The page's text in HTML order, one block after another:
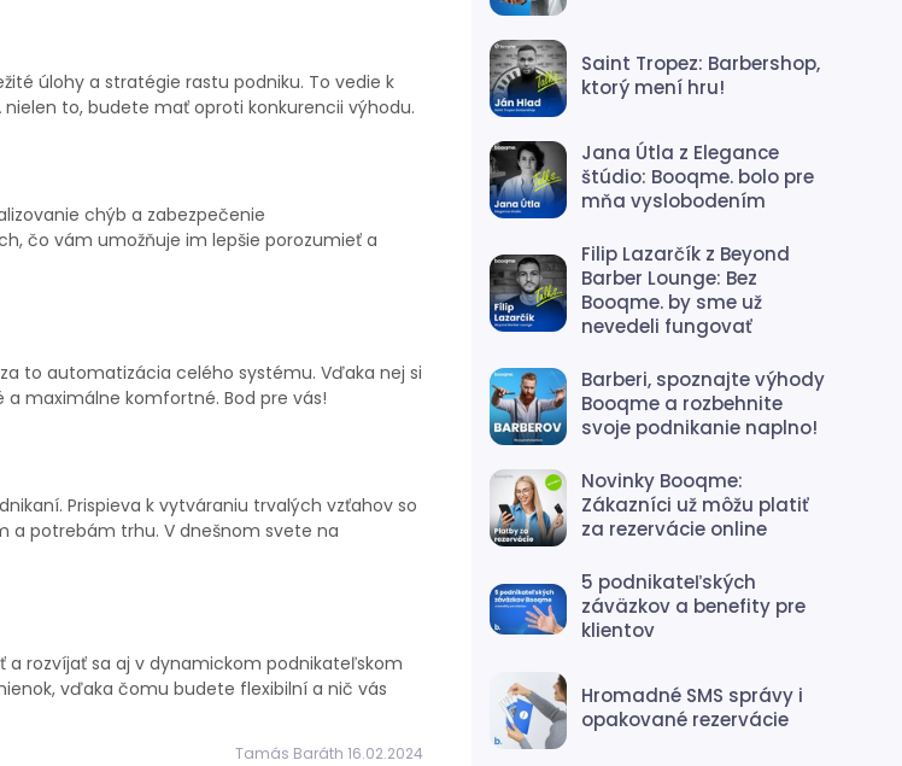
úlohy a stratégie rastu podniku. To vedie k
to, budete mať oproti konkurencii výhodu.
chýb a zabezpečenie
čo vám umožňuje im lepšie porozumieť a
to automatizácia celého systému. Vďaka nej si
maximálne komfortné. Bod pre vás!
Prispieva k vytváraniu trvalých vzťahov so
a potrebám trhu. V dnešnom svete na
rozvíjať sa aj v dynamickom podnikateľskom
vďaka čomu budete flexibilní a nič vás
Tamás Baráth 16.02.2024
Saint Tropez: Barbershop,
ktorý mení hru!
Jana Útla z Elegance
štúdio: Booqme. bolo pre
mňa vyslobodením
Filip Lazarčík z Beyond
Barber Lounge: Bez
Booqme. by sme už
nevedeli fungovať
Barberi, spoznajte výhody
Booqme a rozbehnite
svoje podnikanie naplno!
Novinky Booqme:
Zákazníci už môžu platiť
za rezervácie online
5 podnikateľských
záväzkov a benefity pre
klientov
Hromadné SMS správy i
opakované rezervácie